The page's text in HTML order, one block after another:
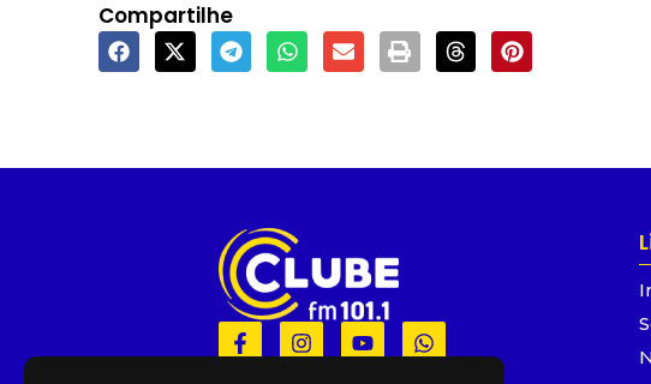
Compartilhe
F
a
I
n
Y
o
W
h